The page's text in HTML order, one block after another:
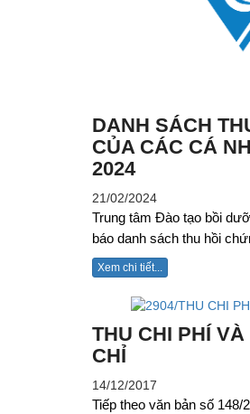
DANH SÁCH
CỦA CÁC CÁ
2024
21/02/2024
Trung tâm Đào tạo bồi
báo danh sách thu hồi
Xem chi tiết...
THU CHI PHÍ
CHỈ
14/12/2017
Tiếp theo văn bản số
VWSA